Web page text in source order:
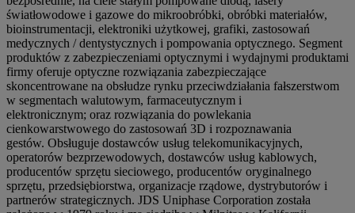
światłowodowe i gazowe do mikroobróbki, obróbki materiałów,
bioinstrumentacji, elektroniki użytkowej, grafiki, zastosowań
medycznych / dentystycznych i pompowania optycznego. Segment
produktów z zabezpieczeniami optycznymi i wydajnymi produktami
firmy oferuje optyczne rozwiązania zabezpieczające
skoncentrowane na obsłudze rynku przeciwdziałania fałszerstwom
w segmentach walutowym, farmaceutycznym i
elektronicznym; oraz rozwiązania do powlekania
cienkowarstwowego do zastosowań 3D i rozpoznawania
gestów. Obsługuje dostawców usług telekomunikacyjnych,
operatorów bezprzewodowych, dostawców usług kablowych,
producentów sprzętu sieciowego, producentów oryginalnego
sprzętu, przedsiębiorstwa, organizacje rządowe, dystrybutorów i
partnerów strategicznych. JDS Uniphase Corporation została